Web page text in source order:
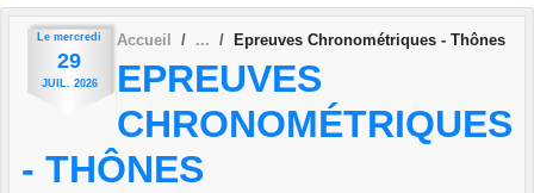
Le mercredi
29
JUIL. 2026
Accueil Epreuves Chronométriques - Thônes
EPREUVES
CHRONOMÉTRIQUES
- THÔNES